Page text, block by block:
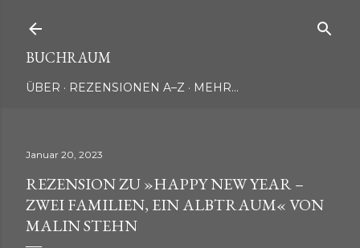
BUCHRAUM
ÜBER REZENSIONEN A–Z MEHR…
Januar 20, 2023
REZENSION ZU »HAPPY NEW YEAR –
ZWEI FAMILIEN, EIN ALBTRAUM« VON
MALIN STEHN